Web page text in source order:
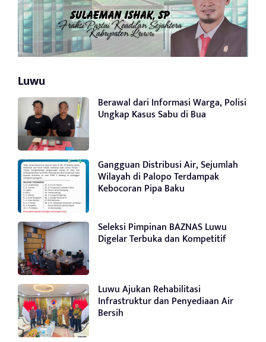
Luwu
Berawal dari Informasi Warga, Polisi
Ungkap Kasus Sabu di Bua
Gangguan Distribusi Air, Sejumlah
Wilayah di Palopo Terdampak
Kebocoran Pipa Baku
Seleksi Pimpinan BAZNAS Luwu
Digelar Terbuka dan Kompetitif
Luwu Ajukan Rehabilitasi
Infrastruktur dan Penyediaan Air
Bersih